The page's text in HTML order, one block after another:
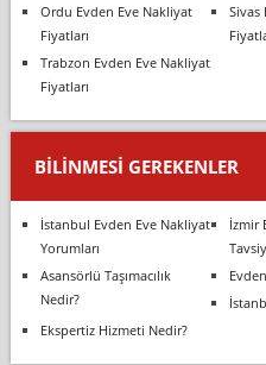
Ordu Evden Eve Nakliyat
Fiyatları
Sivas
Trabzon Evden Eve Nakliyat
Fiyatları
BILINMESI GEREKENLER
İstanbul Evden Eve Nakliyat
Yorumları
İzmir
Asansörlü Taşımacılık
Nedir?
Ekspertiz Hizmeti Nedir?